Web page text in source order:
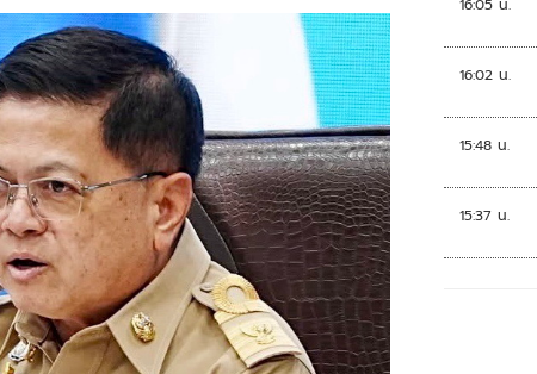
16:05 น.
16:02 น.
15:48 น.
15:37 น.